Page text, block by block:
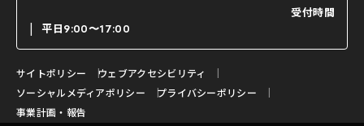
よくいただくご質問
お問い合わせ
受付時間
平日9:00〜17:00
サイトポリシー
ウェブアクセシビリティ
ソーシャルメディアポリシー
プライバシーポリシー
事業計画・報告